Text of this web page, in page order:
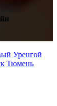
Уренгой
Тюмень